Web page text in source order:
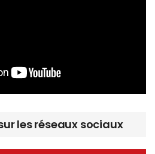
les réseaux sociaux